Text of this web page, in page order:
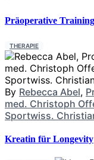
Präoperative
THERAPIE
By Rebecca Abel,
med. Christoph
Sportwiss.
Kreatin für Longevity